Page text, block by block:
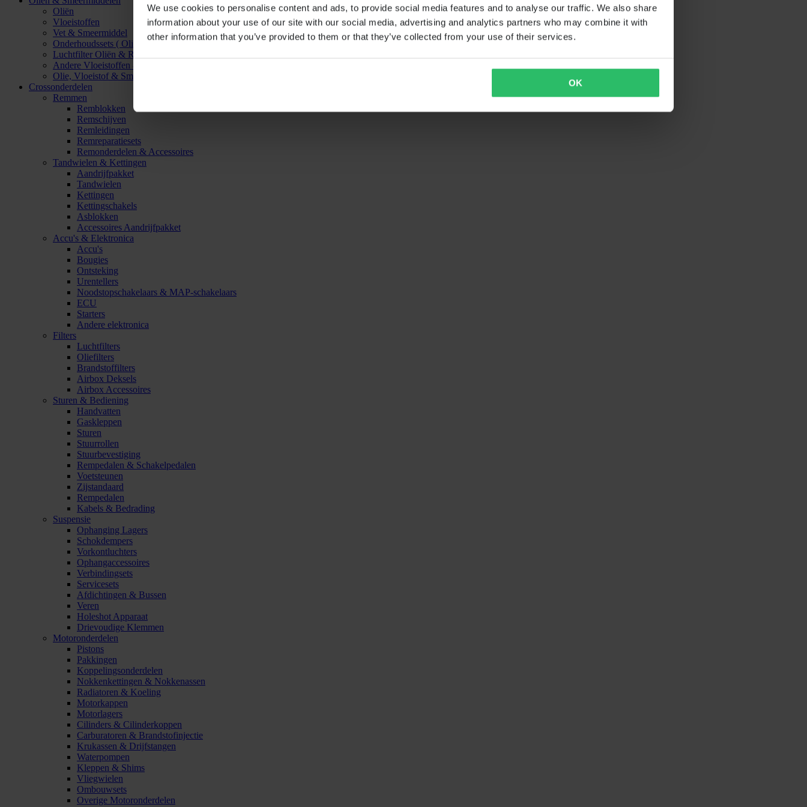
We use cookies to personalise content and ads, to provide social media features and to analyse our traffic. We also share
information about your use of our site with our social media, advertising and analytics partners who may combine it with
other information that you’ve provided to them or that they’ve collected from your use of their services.
OK
Oliën
Vloeistoffen
Vet & Smeermiddel
Onderhoudssets ( Olie & Filter)
Luchtfilter Oliën & Reinigers
Andere Vloeistoffen & Smeermiddelen
Olie, Vloeistof & Smeermiddel Accessoires
Crossonderdelen
Remmen
Remblokken
Remschijven
Remleidingen
Remreparatiesets
Remonderdelen & Accessoires
Tandwielen & Kettingen
Aandrijfpakket
Tandwielen
Kettingen
Kettingschakels
Asblokken
Accessoires Aandrijfpakket
Accu's & Elektronica
Accu's
Bougies
Ontsteking
Urentellers
Noodstopschakelaars & MAP-schakelaars
ECU
Starters
Andere elektronica
Filters
Luchtfilters
Oliefilters
Brandstoffilters
Airbox Deksels
Airbox Accessoires
Sturen & Bediening
Handvatten
Gaskleppen
Sturen
Stuurrollen
Stuurbevestiging
Rempedalen & Schakelpedalen
Voetsteunen
Zijstandaard
Rempedalen
Kabels & Bedrading
Suspensie
Ophanging Lagers
Schokdempers
Vorkontluchters
Ophangaccessoires
Verbindingsets
Servicesets
Afdichtingen & Bussen
Veren
Holeshot Apparaat
Drievoudige Klemmen
Motoronderdelen
Pistons
Pakkingen
Koppelingsonderdelen
Nokkenkettingen & Nokkenassen
Radiatoren & Koeling
Motorkappen
Motorlagers
Cilinders & Cilinderkoppen
Carburatoren & Brandstofinjectie
Krukassen & Drijfstangen
Waterpompen
Kleppen & Shims
Vliegwielen
Ombouwsets
Overige Motoronderdelen